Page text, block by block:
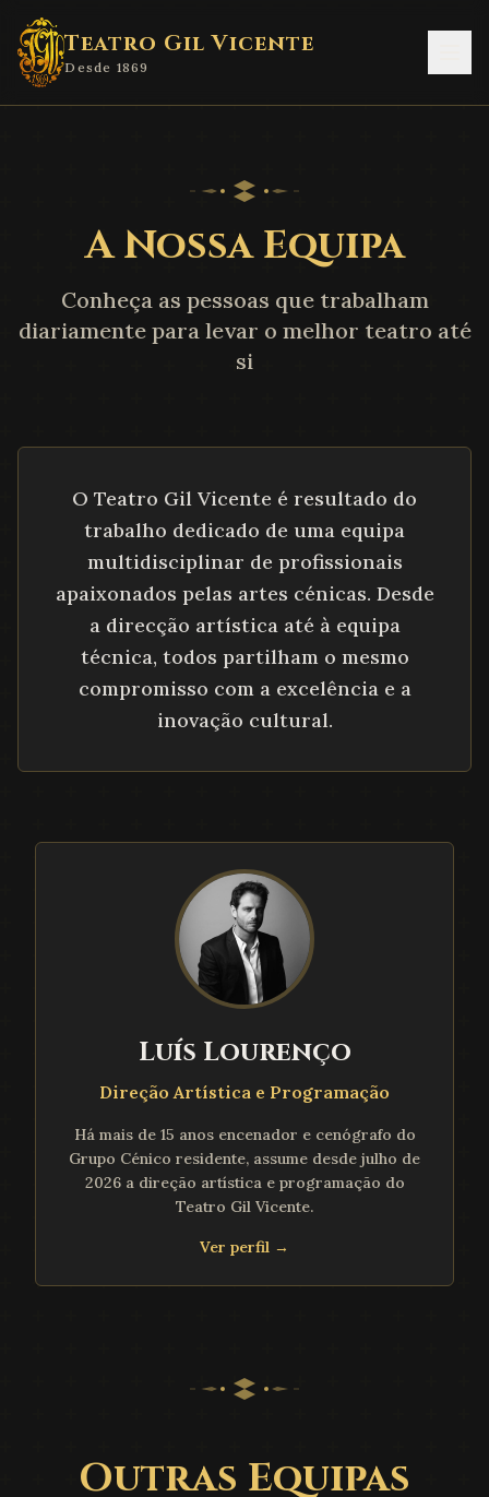
Teatro Gil Vicente
Desde 1869
A Nossa Equipa
Conheça as pessoas que trabalham
diariamente para levar o melhor teatro até
si
O Teatro Gil Vicente é resultado do
trabalho dedicado de uma equipa
multidisciplinar de profissionais
apaixonados pelas artes cénicas. Desde
a direcção artística até à equipa
técnica, todos partilham o mesmo
compromisso com a excelência e a
inovação cultural.
Luís Lourenço
Direção Artística e Programação
Há mais de 15 anos encenador e cenógrafo do
Grupo Cénico residente, assume desde julho de
2026 a direção artística e programação do
Teatro Gil Vicente.
Ver perfil →
Outras Equipas